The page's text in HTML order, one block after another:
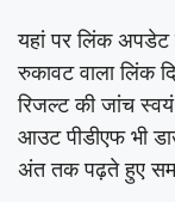
यहां पर लिंक अपडेट
रुकावट वाला लिंक
रिजल्ट की जांच
आउट पीडीएफ भी
अंत तक पढ़ते हुए